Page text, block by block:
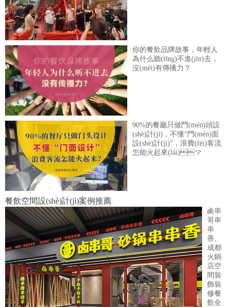
你的餐飲品牌故事，年輕人
為什么聽(tīng)不進(jìn)去，
沒(méi)有傳播力？
90%的餐廳只做門(mén)頭設
(shè)計(jì)，不懂“門(mén)面
設(shè)計(jì)”，浪費(fèi)客流
怎能火起來(lái)？
餐飲空間設(shè)計(jì)案例推薦
鹵串
哥串
串
香、
成都
火鍋
店空
間裝
飾裝
修餐
飲全